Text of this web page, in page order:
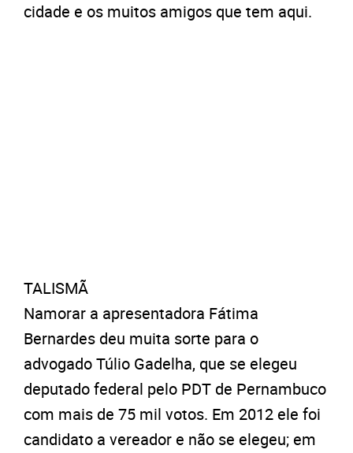
cidade e os muitos amigos que tem aqui.
TALISMÃ
Namorar a apresentadora Fátima
Bernardes deu muita sorte para o
advogado Túlio Gadelha, que se elegeu
deputado federal pelo PDT de Pernambuco
com mais de 75 mil votos. Em 2012 ele foi
candidato a vereador e não se elegeu; em